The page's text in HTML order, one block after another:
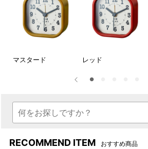
マスタード レッド
RECOMMEND ITEM おすすめ商品